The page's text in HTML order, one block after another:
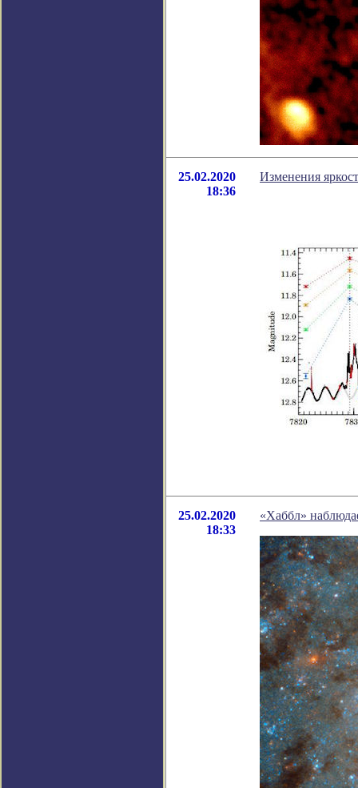
25.02.2020
18:36
Изменения
25.02.2020
18:33
«Хаббл»